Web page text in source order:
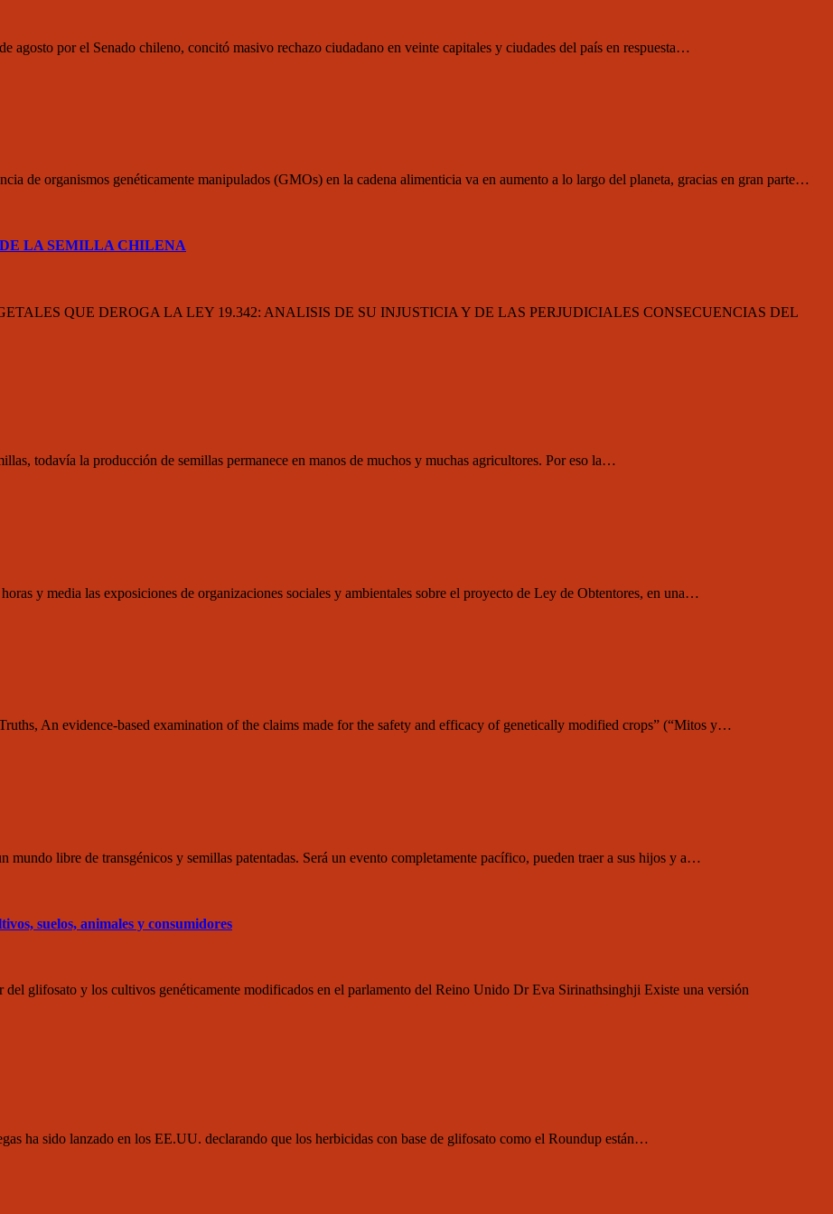
agosto por el Senado chileno, concitó masivo rechazo ciudadano en veinte capitales y ciudades del país en respuesta…
de organismos genéticamente manipulados (GMOs) en la cadena alimenticia va en aumento a lo largo del planeta, gracias en gran parte…
LA SEMILLA CHILENA
QUE DEROGA LA LEY 19.342: ANALISIS DE SU INJUSTICIA Y DE LAS PERJUDICIALES CONSECUENCIAS DEL
todavía la producción de semillas permanece en manos de muchos y muchas agricultores. Por eso la…
y media las exposiciones de organizaciones sociales y ambientales sobre el proyecto de Ley de Obtentores, en una…
An evidence-based examination of the claims made for the safety and efficacy of genetically modified crops” (“Mitos y…
mundo libre de transgénicos y semillas patentadas. Será un evento completamente pacífico, pueden traer a sus hijos y a…
suelos, animales y consumidores
glifosato y los cultivos genéticamente modificados en el parlamento del Reino Unido Dr Eva Sirinathsinghji Existe una versión
ha sido lanzado en los EE.UU. declarando que los herbicidas con base de glifosato como el Roundup están…